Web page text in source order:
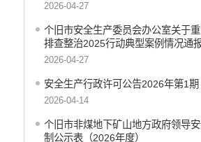
征地信息
统计信息
地方志
云南省新闻发布厅
权责清单
行政许可
行政处罚和行政强制
减税降费
2026-04-27
个旧市安全生产委员会办公室关于
排查整治2025行动典型案例情况通
2026-04-27
安全生产行政许可公告2026年第1期
2026-04-14
个旧市非煤地下矿山地方政府领导
制公示表（2026年度）